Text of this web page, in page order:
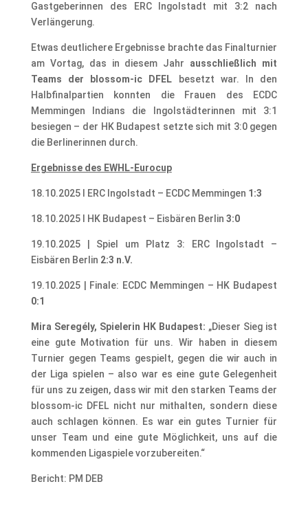
Gastgeberinnen des ERC Ingolstadt mit 3:2 nach
Verlängerung.
Etwas deutlichere Ergebnisse brachte das Finalturnier
am Vortag, das in diesem Jahr ausschließlich mit
Teams der blossom-ic DFEL besetzt war. In den
Halbfinalpartien konnten die Frauen des ECDC
Memmingen Indians die Ingolstädterinnen mit 3:1
besiegen – der HK Budapest setzte sich mit 3:0 gegen
die Berlinerinnen durch.
Ergebnisse des EWHL-Eurocup
18.10.2025 I ERC Ingolstadt – ECDC Memmingen 1:3
18.10.2025 I HK Budapest – Eisbären Berlin 3:0
19.10.2025 | Spiel um Platz 3: ERC Ingolstadt –
Eisbären Berlin 2:3 n.V.
19.10.2025 | Finale: ECDC Memmingen – HK Budapest
0:1
Mira Seregély, Spielerin HK Budapest: „Dieser Sieg ist
eine gute Motivation für uns. Wir haben in diesem
Turnier gegen Teams gespielt, gegen die wir auch in
der Liga spielen – also war es eine gute Gelegenheit
für uns zu zeigen, dass wir mit den starken Teams der
blossom-ic DFEL nicht nur mithalten, sondern diese
auch schlagen können. Es war ein gutes Turnier für
unser Team und eine gute Möglichkeit, uns auf die
kommenden Ligaspiele vorzubereiten.“
Bericht: PM DEB